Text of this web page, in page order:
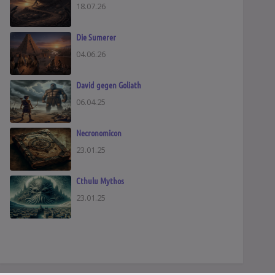
18.07.26
Die Sumerer
04.06.26
David gegen Goliath
06.04.25
Necronomicon
23.01.25
Cthulu Mythos
23.01.25